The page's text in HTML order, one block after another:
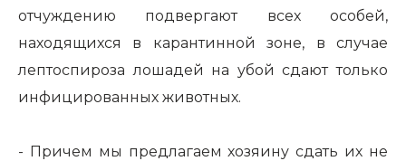
отчуждению подвергают всех особей,
находящихся в карантинной зоне, в случае
лептоспироза лошадей на убой сдают только
инфицированных животных.
- Причем мы предлагаем хозяину сдать их не